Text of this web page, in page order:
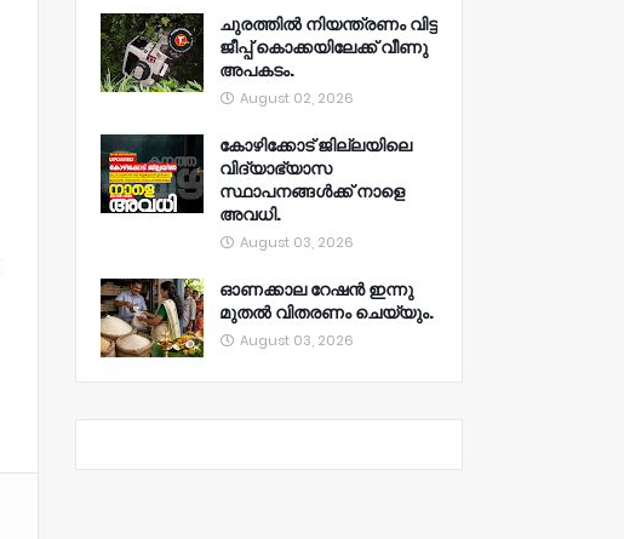
ചുരത്തിൽ നിയന്ത്രണം വിട്ട
ജീപ്പ് കൊക്കയിലേക്ക് വീണു
അപകടം.
August 02, 2026
കോഴിക്കോട് ജില്ലയിലെ
വിദ്യാഭ്യാസ
സ്ഥാപനങ്ങൾക്ക് നാളെ
അവധി.
August 03, 2026
ഓണക്കാല റേഷൻ ഇന്നു
മുതല്‍ വിതരണം ചെയ്യും.
August 03, 2026